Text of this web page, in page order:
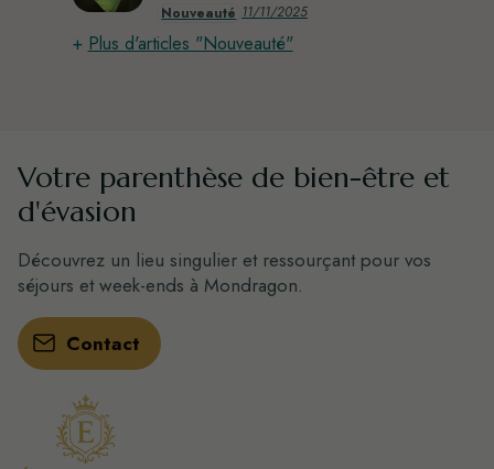
Nouveauté 11/11/2025
Plus d'articles "Nouveauté"
Votre parenthèse de bien-être et
d'évasion
Découvrez un lieu singulier et ressourçant pour vos
séjours et week-ends à Mondragon.
Contact